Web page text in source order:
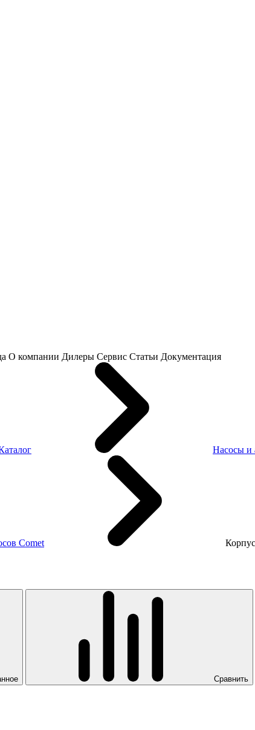
О компании Дилеры Сервис Статьи Документация
Насосы и
Comet
Сравнить